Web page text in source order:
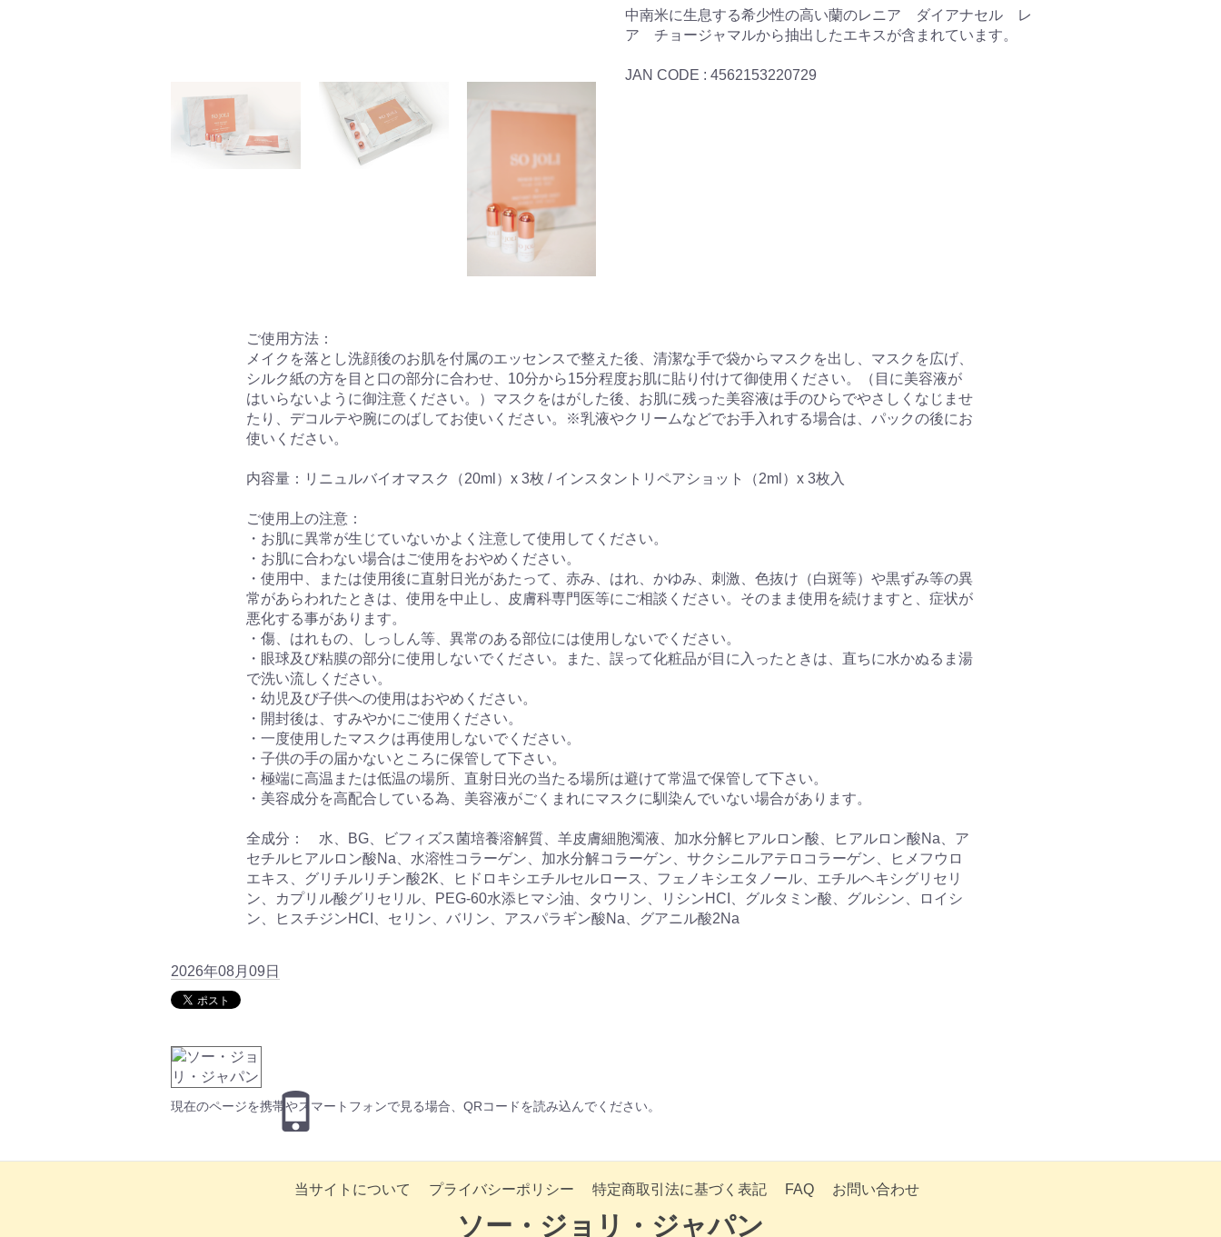
中南米に生息する希少性の高い蘭のレニア ダイアナセル レ
ア チョージャマルから抽出したエキスが含まれています。
JAN CODE : 4562153220729
ご使用方法：
メイクを落とし洗顔後のお肌を付属のエッセンスで整えた後、清潔な手で袋からマスクを出し、マスクを広げ、
シルク紙の方を目と口の部分に合わせ、10分から15分程度お肌に貼り付けて御使用ください。（目に美容液が
はいらないように御注意ください。）マスクをはがした後、お肌に残った美容液は手のひらでやさしくなじませ
たり、デコルテや腕にのばしてお使いください。※乳液やクリームなどでお手入れする場合は、パックの後にお
使いください。
内容量：リニュルバイオマスク（20ml）x 3枚 / インスタントリペアショット（2ml）x 3枚入
ご使用上の注意：
・お肌に異常が生じていないかよく注意して使用してください。
・お肌に合わない場合はご使用をおやめください。
・使用中、または使用後に直射日光があたって、赤み、はれ、かゆみ、刺激、色抜け（白斑等）や黒ずみ等の異
常があらわれたときは、使用を中止し、皮膚科専門医等にご相談ください。そのまま使用を続けますと、症状が
悪化する事があります。
・傷、はれもの、しっしん等、異常のある部位には使用しないでください。
・眼球及び粘膜の部分に使用しないでください。また、誤って化粧品が目に入ったときは、直ちに水かぬるま湯
で洗い流しください。
・幼児及び子供への使用はおやめください。
・開封後は、すみやかにご使用ください。
・一度使用したマスクは再使用しないでください。
・子供の手の届かないところに保管して下さい。
・極端に高温または低温の場所、直射日光の当たる場所は避けて常温で保管して下さい。
・美容成分を高配合している為、美容液がごくまれにマスクに馴染んでいない場合があります。
全成分： 水、BG、ビフィズス菌培養溶解質、羊皮膚細胞濁液、加水分解ヒアルロン酸、ヒアルロン酸Na、ア
セチルヒアルロン酸Na、水溶性コラーゲン、加水分解コラーゲン、サクシニルアテロコラーゲン、ヒメフウロ
エキス、グリチルリチン酸2K、ヒドロキシエチルセルロース、フェノキシエタノール、エチルヘキシグリセリ
ン、カプリル酸グリセリル、PEG-60水添ヒマシ油、タウリン、リシンHCI、グルタミン酸、グルシン、ロイシ
ン、ヒスチジンHCI、セリン、バリン、アスパラギン酸Na、グアニル酸2Na
2026年08月09日
現在のページを携帯やスマートフォンで見る場合、QRコードを読み込んでください。
当サイトについて プライバシーポリシー 特定商取引法に基づく表記 FAQ お問い合わせ
ソー・ジョリ・ジャパン